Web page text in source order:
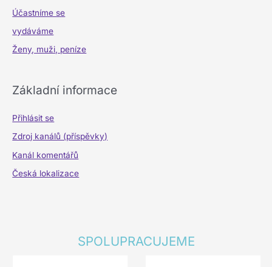
Účastníme se
vydáváme
Ženy, muži, peníze
Základní informace
Přihlásit se
Zdroj kanálů (příspěvky)
Kanál komentářů
Česká lokalizace
SPOLUPRACUJEME